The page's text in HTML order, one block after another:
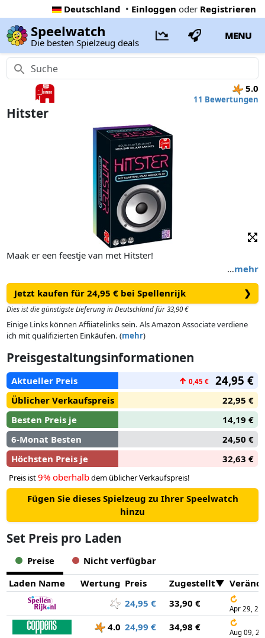
Deutschland • Einloggen oder Registrieren
Speelwatch
Die besten Spielzeug deals
MENU
5.0
11 Bewertungen
Hitster
…mehr
Maak er een feestje van met Hitster!
Met meer dan 300 van de grootste hits van de afgelopen 100
jaar is Hitster het perfecte partyspel voor een avond lachen,
zingen dansen en het delen van herinneringen. Maak de doos
open, scan een muziekkaart en laat de muziek de rest doen
om er een feestje van te maken! Dus waar wacht je nog op?
Jetzt kaufen für 24,95 € bei Spellenrijk ❯
Dies ist die günstigste Lieferung in Deutschland für 33,90 €
Einige Links können Affiiatelinks sein. Als Amazon Associate verdiene
ich mit qualifizierten Einkäufen. (mehr)
Preisgestaltungsinformationen
Aktueller Preis ↑ 0,45 € 24,95 €
Üblicher Verkaufspreis
22,95 €
Besten Preis je
14,19 €
6-Monat Besten
24,50 €
Höchsten Preis je
32,63 €
Preis ist9% oberhalbdem üblicher Verkaufspreis!
Fügen Sie dieses Spielzeug zu Ihrer Speelwatch
hinzu
Set Preis pro Laden
Preise
Nicht verfügbar
Laden Name
Wertung Preis Zugestellt
24,95 €
33,90 € ↻
Apr 29,
4.0 24,99 € 34,98 € ↻
Aug 09,